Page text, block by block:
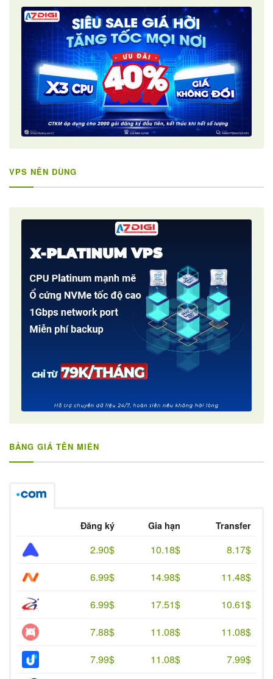
VPS NÊN DÙNG
BẢNG GIÁ TÊN MIỀN
Đăng ký Gia hạn Transfer
2.90$ 10.18$
8.17$
6.99$
14.98$
11.48$
6.99$
17.51$
10.61$
7.88$
11.08$
11.08$
7.99$
11.08$
7.99$